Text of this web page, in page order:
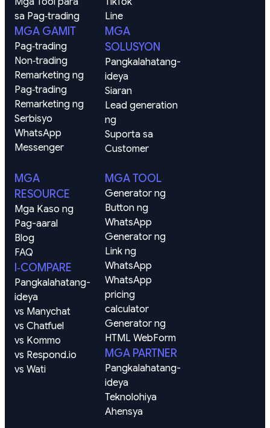
sa Pag‑trading
MGA GAMIT
Pag‑trading
Non‑trading
Remarketing ng
Pag‑trading
Remarketing ng
Serbisyo
WhatsApp
Messenger
Line
MGA
SOLUSYON
Pangkalahatang-
ideya
Siaran
Lead generation
ng
Suporta sa
Customer
MGA
RESOURCE
Mga Kaso ng
Pag-aaral
Blog
FAQ
I‑COMPARE
Pangkalahatang-
ideya
vs Manychat
vs Chatfuel
vs Kommo
vs Respond.io
vs Wati
MGA TOOL
Generator ng
Button ng
WhatsApp
Generator ng
Link ng
WhatsApp
WhatsApp
pricing
calculator
Generator ng
HTML WebForm
MGA PARTNER
Pangkalahatang-
ideya
Teknolohiya
Ahensya